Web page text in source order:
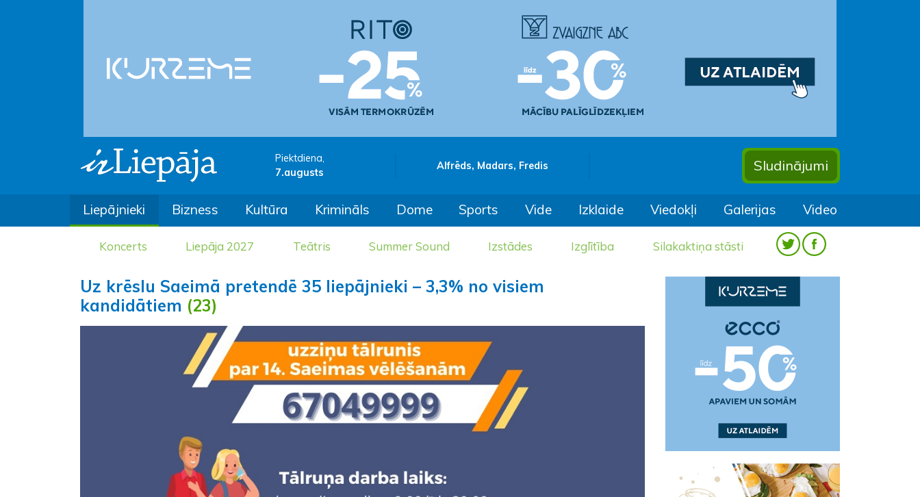
Piektdiena,
7.augusts
Alfrēds, Madars, Fredis Sludinājumi
Liepājnieki Bizness Kultūra Krimināls Dome Sports Vide Izklaide Viedokļi Galerijas Video
Koncerts Liepāja 2027 Teātris Summer Sound Izstādes Izglītība Silakaktiņa stāsti
Uz krēslu Saeimā pretendē 35 liepājnieki – 3,3% no visiem
kandidātiem (23)